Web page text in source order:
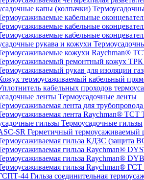
Термоусадочные ленты
Термоусадочные гильзы